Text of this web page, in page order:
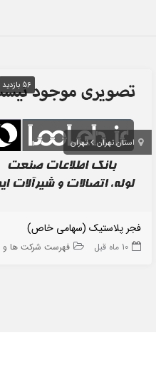
56 بازدید
استان تهران تهران
فجر پلاستیک (سهامی خاص)
10 ماه قبل فهرست شرکت ها و